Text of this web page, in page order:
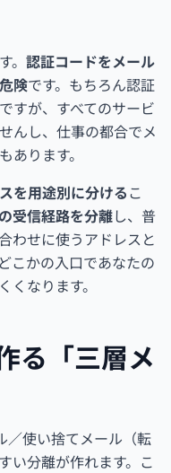
認証コードをメール
険です。もちろん認証
すが、すべてのサービ
んし、仕事の都合でメ
あります。
を用途別に分けるこ
受信経路を分離し、普
わせに使うアドレスと
こかの入口であなたの
なります。
る「三層メ
使い捨てメール（転
い分離が作れます。こ